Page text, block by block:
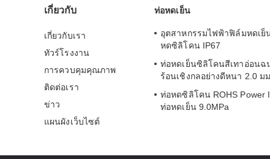
เกี่ยวกับ
เกี่ยวกับเรา
ทัวร์โรงงาน
การควบคุมคุณภาพ
ติดต่อเรา
ข่าว
แผนผังเว็บไซต์
ท่อหดเย็น
อุตสาหกรรมไฟฟ้าฟิล์มหดเย็
หดซิลิโคน IP67
ท่อหดเย็นซิลิโคนสีเทาอ่อนฉ
ร้อนเชิงกลอย่างดีหนา 2.0 มม
ท่อหดซิลิโคน ROHS Power
ท่อหดเย็น 9.0MPa